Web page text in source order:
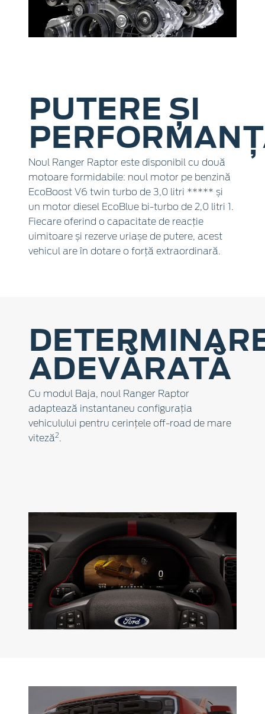
PUTERE ȘI
Noul Ranger Raptor este disponibil cu două
motoare formidabile: noul motor pe benzină
EcoBoost V6 twin turbo de 3,0 litri ***** și
un motor diesel EcoBlue bi-turbo de 2,0 litri 1.
Fiecare oferind o capacitate de reacție
uimitoare și rezerve uriașe de putere, acest
vehicul are în dotare o forță extraordinară.
ADEVĂRATĂ
Cu modul Baja, noul Ranger Raptor
adaptează instantaneu configurația
vehiculului pentru cerințele off-road de mare
viteză 2.